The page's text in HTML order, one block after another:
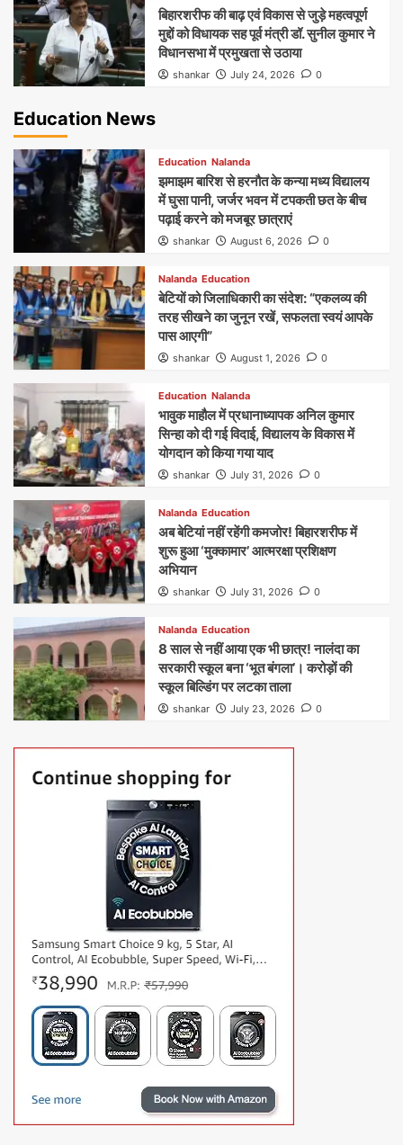
बिहारशरीफ की बाढ़ एवं विकास से जुड़े महत्वपूर्ण
मुद्दों को विधायक सह पूर्व मंत्री डॉ. सुनील कुमार ने
विधानसभा में प्रमुखता से उठाया
shankar July 24, 2026 0
Education News
Education Nalanda
झमाझम बारिश से हरनौत के कन्या मध्य विद्यालय
में घुसा पानी, जर्जर भवन में टपकती छत के बीच
पढ़ाई करने को मजबूर छात्राएं
shankar August 6, 2026 0
Nalanda Education
बेटियों को जिलाधिकारी का संदेश: “एकलव्य की
तरह सीखने का जुनून रखें, सफलता स्वयं आपके
पास आएगी”
shankar August 1, 2026 0
Education Nalanda
भावुक माहौल में प्रधानाध्यापक अनिल कुमार
सिन्हा को दी गई विदाई, विद्यालय के विकास में
योगदान को किया गया याद
shankar July 31, 2026 0
Nalanda Education
अब बेटियां नहीं रहेंगी कमजोर! बिहारशरीफ में
शुरू हुआ ‘मुक्कामार’ आत्मरक्षा प्रशिक्षण
अभियान
shankar July 31, 2026 0
Nalanda Education
8 साल से नहीं आया एक भी छात्र! नालंदा का
सरकारी स्कूल बना ‘भूत बंगला’। करोड़ों की
स्कूल बिल्डिंग पर लटका ताला
shankar July 23, 2026 0